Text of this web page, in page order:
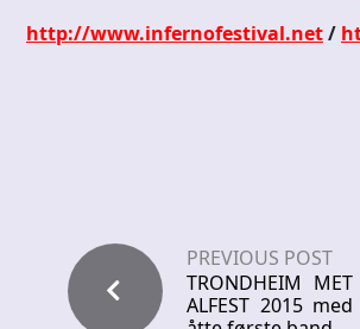
http://www.infernofestival.net/
PREVIOUS POST
TRONDHEIM MET
ALFEST 2015 med